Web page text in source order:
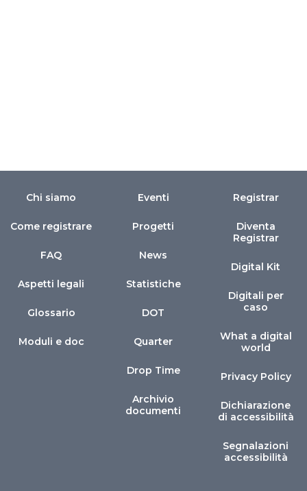
Chi siamo
Come registrare
FAQ
Aspetti legali
Glossario
Moduli e doc
Eventi
Progetti
News
Statistiche
DOT
Quarter
Drop Time
Archivio
documenti
Registrar
Diventa
Registrar
Digital Kit
Digitali per
caso
What a digital
world
Privacy Policy
Dichiarazione
di accessibilità
Segnalazioni
accessibilità